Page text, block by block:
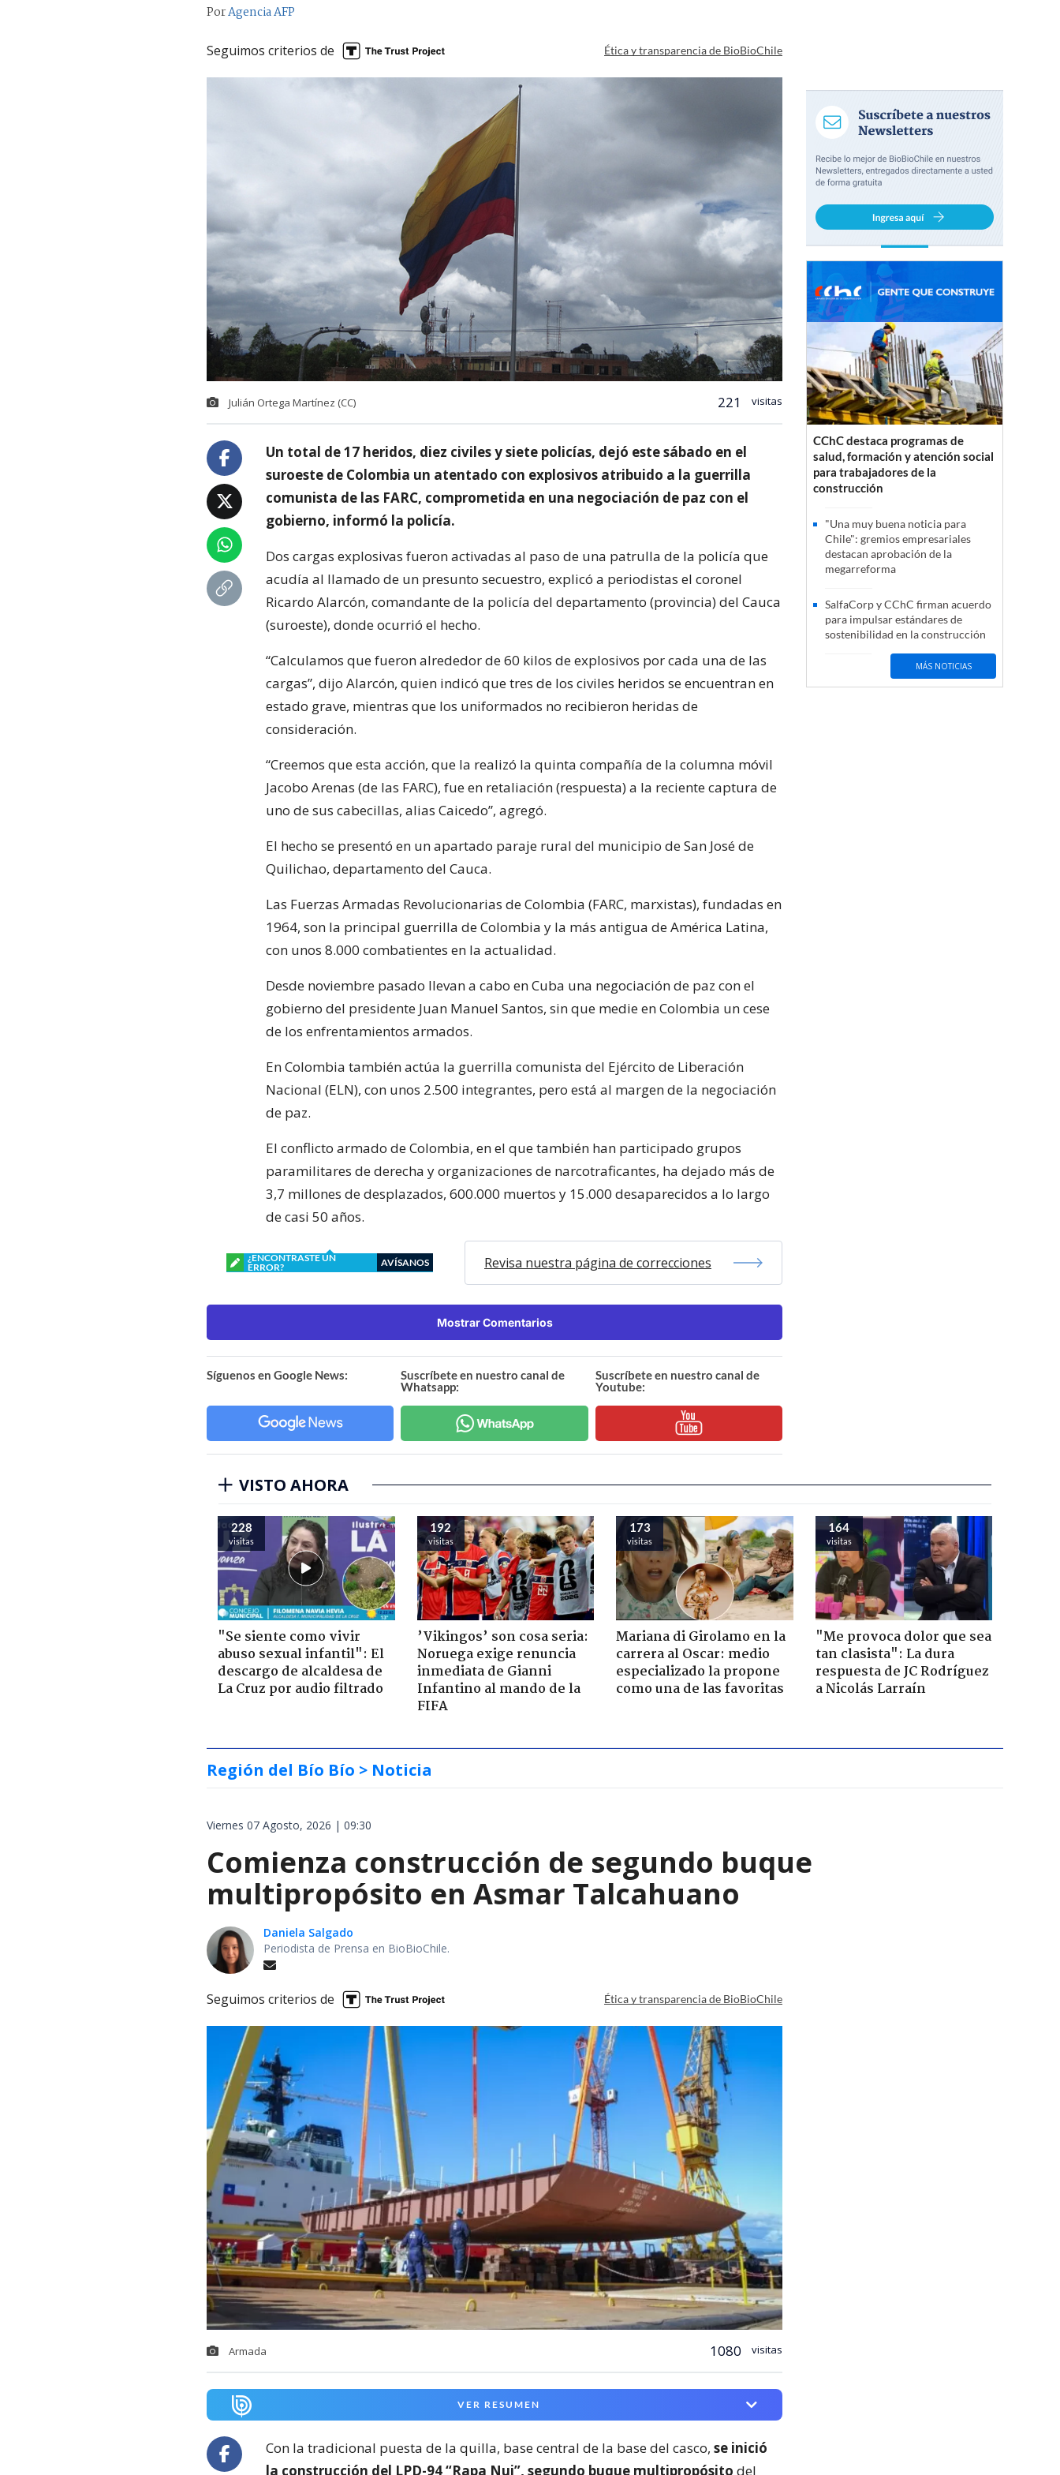
PorAgencia AFP
Seguimos criterios de Ética y transparencia de BioBioChile
Julián Ortega Martínez (CC) 221 visitas
Un total de 17 heridos, diez civiles y siete policías, dejó este sábado en el
suroeste de Colombia un atentado con explosivos atribuido a la guerrilla
comunista de las FARC, comprometida en una negociación de paz con el
gobierno, informó la policía.
Dos cargas explosivas fueron activadas al paso de una patrulla de la policía que
acudía al llamado de un presunto secuestro, explicó a periodistas el coronel
Ricardo Alarcón, comandante de la policía del departamento (provincia) del Cauca
(suroeste), donde ocurrió el hecho.
“Calculamos que fueron alrededor de 60 kilos de explosivos por cada una de las
cargas”, dijo Alarcón, quien indicó que tres de los civiles heridos se encuentran en
estado grave, mientras que los uniformados no recibieron heridas de
consideración.
“Creemos que esta acción, que la realizó la quinta compañía de la columna móvil
Jacobo Arenas (de las FARC), fue en retaliación (respuesta) a la reciente captura de
uno de sus cabecillas, alias Caicedo”, agregó.
El hecho se presentó en un apartado paraje rural del municipio de San José de
Quilichao, departamento del Cauca.
Las Fuerzas Armadas Revolucionarias de Colombia (FARC, marxistas), fundadas en
1964, son la principal guerrilla de Colombia y la más antigua de América Latina,
con unos 8.000 combatientes en la actualidad.
Desde noviembre pasado llevan a cabo en Cuba una negociación de paz con el
gobierno del presidente Juan Manuel Santos, sin que medie en Colombia un cese
de los enfrentamientos armados.
En Colombia también actúa la guerrilla comunista del Ejército de Liberación
Nacional (ELN), con unos 2.500 integrantes, pero está al margen de la negociación
de paz.
El conflicto armado de Colombia, en el que también han participado grupos
paramilitares de derecha y organizaciones de narcotraficantes, ha dejado más de
3,7 millones de desplazados, 600.000 muertos y 15.000 desaparecidos a lo largo
de casi 50 años.
¿ENCONTRASTE UN
ERROR?
AVÍSANOS Revisa nuestra página de correcciones
Mostrar Comentarios
Síguenos en Google News:
Suscríbete en nuestro canal de
Whatsapp:
Suscríbete en nuestro canal de
Youtube:
CChC destaca programas de
salud, formación y atención social
para trabajadores de la
construcción
"Una muy buena noticia para
Chile": gremios empresariales
destacan aprobación de la
megarreforma
SalfaCorp y CChC firman acuerdo
para impulsar estándares de
sostenibilidad en la construcción
MÁS NOTICIAS
VISTO AHORA
228
visitas
"Se siente como vivir
abuso sexual infantil": El
descargo de alcaldesa de
La Cruz por audio filtrado
192
visitas
’Vikingos’ son cosa seria:
Noruega exige renuncia
inmediata de Gianni
Infantino al mando de la
FIFA
173
visitas
Mariana di Girolamo en la
carrera al Oscar: medio
especializado la propone
como una de las favoritas
164
visitas
"Me provoca dolor que sea
tan clasista": La dura
respuesta de JC Rodríguez
a Nicolás Larraín
Región del Bío Bío > Noticia
Viernes 07 Agosto, 2026 | 09:30
Comienza construcción de segundo buque
multipropósito en Asmar Talcahuano
Daniela Salgado
Periodista de Prensa en BioBioChile.
Seguimos criterios de Ética y transparencia de BioBioChile
Armada 1080 visitas
VER RESUMEN
Con la tradicional puesta de la quilla, base central de la base del casco, se inició
la construcción del LPD-94 “Rapa Nui”, segundo buque multipropósito del